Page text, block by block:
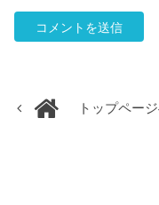
トップペー